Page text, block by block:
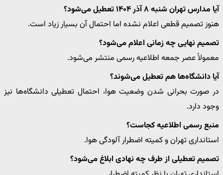
آیا مدارس تهران شنبه ۸ آذر ۱۴۰۴ تعطیل می‌شود؟
هنوز تصمیم قطعی اعلام نشده اما احتمال آن بسیار زیاد است.
تصمیم نهایی چه زمانی اعلام می‌شود؟
معمولاً عصر جمعه اطلاعیه رسمی منتشر می‌شود.
آیا دانشگاه‌ها هم تعطیل می‌شوند؟
در صورت بحرانی شدن وضعیت هوا، احتمال تعطیلی دانشگاه‌ها نیز
وجود دارد.
منبع رسمی اطلاعیه کجاست؟
استانداری تهران و کمیته اضطرار آلودگی هوا.
تصمیم تعطیلی از طرف چه نهادی ابلاغ می‌شود؟